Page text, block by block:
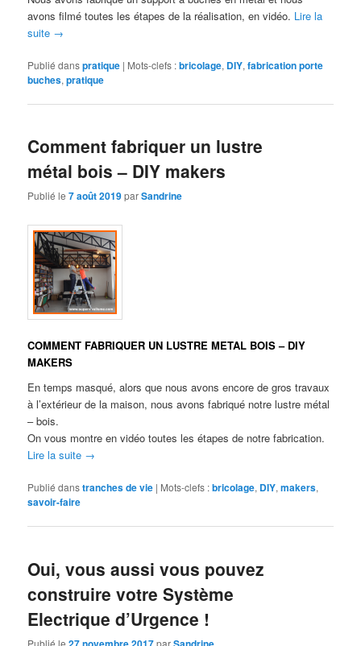
avons filmé toutes les étapes de la réalisation, en vidéo. Lire la
suite →
Publié danspratique | Mots-clefs :bricolage, DIY,fabrication porte
buches,pratique
Comment fabriquer un lustre
métal bois – DIY makers
Publié le7 août 2019parSandrine
COMMENT FABRIQUER UN LUSTRE METAL BOIS – DIY
MAKERS
En temps masqué, alors que nous avons encore de gros travaux
à l’extérieur de la maison, nous avons fabriqué notre lustre métal
– bois.
On vous montre en vidéo toutes les étapes de notre fabrication.
Lire la suite →
Publié danstranches de vie | Mots-clefs :bricolage, DIY,makers,
savoir-faire
Oui, vous aussi vous pouvez
construire votre Système
Electrique d’Urgence !
Publié le par